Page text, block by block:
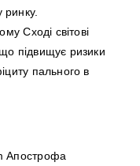
Сході світові
підвищує ризики
пального в
Апострофа